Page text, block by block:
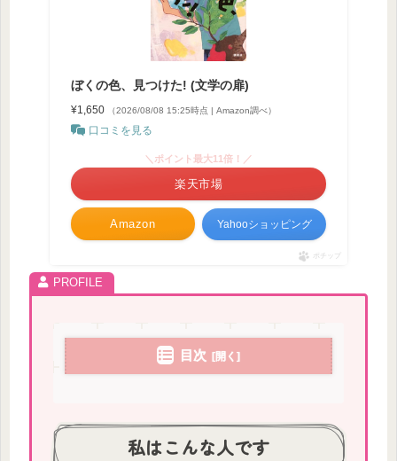
ぼくの色、見つけた! (文学の扉)
¥1,650 （2026/08/08 15:25時点 | Amazon調べ）
口コミを見る
Amazon
＼ポイント最大11倍！／
楽天市場
Yahooショッピング
ポチップ
目次
私はこんな人です